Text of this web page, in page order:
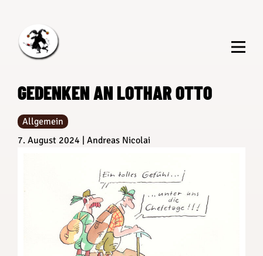
springen
GEDENKEN AN LOTHAR OTTO
Allgemein
7. August 2024
Andreas Nicolai